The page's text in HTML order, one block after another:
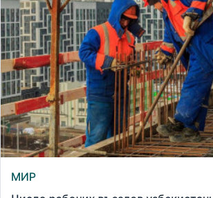
МИР